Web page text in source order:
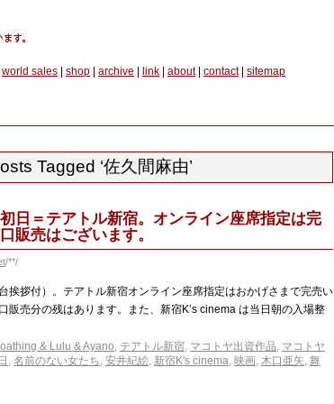
world sales shop archive link about| contact| sitemap
Tagged ‘佐久間麻由’
日＝テアトル新宿。オンライン座席指定は完
販売はございます。
/**/
挨拶付）。テアトル新宿オンライン座席指定はおかげさまで完売い
販売分の残はあります。また、新宿K’s cinema は当日朝の入場整
& Lulu & Ayano, テアトル新宿, マコトヤ出資作品, マコトヤ
, 名前のない女たち, 安井紀絵, 新宿K's cinema, 映画, 木口亜矢, 舞